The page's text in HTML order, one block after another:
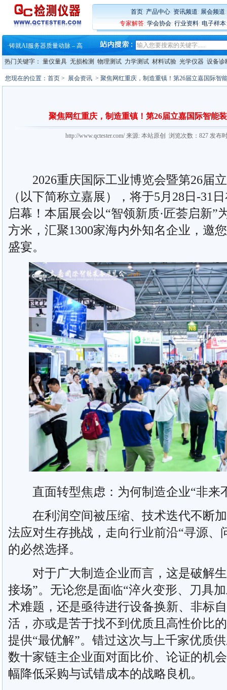
首页: 产品中心: 资讯频道: 展会频道
专家解答: 学会协会: 行业资料: 电子样本
蔡司软件 | 高效变形分析能
铸就AI服务器质量动脉 – 高
·铸就AI服务器质量动脉 – 高
·ZEISS BOSELLO ADR 让内部缺
·蔡司和亿纬锂能达成战略合作
·大牌云集 买家升级 ——26
·铸就AI服务器质量动脉 – 高
大牌云集 买家升级 ——26
热门关键字： 量仪量具 无损检测 物理测试 力学测试 材料试验 光学仪器 设备诊
您现在的位置： 首页 > 展会资讯 > 聚焦网红重庆，制造重镇！第26届立嘉国际智
聚焦网红重庆，制造重镇！第26届立嘉国际智能
http://www.qctester.com/ 来源: 本站原创 浏览次数：827 发布
2026重庆国际工业博览会暨第26届
（以下简称立嘉展），将于5月28日-31
启幕！本届展会以“智领新质·匠荟启新”
方米，汇聚1300家海内外知名企业，邀
盛宴。
直面转型焦虑：为何制造企业“非来
在利润空间被压缩、技术迭代不断加
法应对生存挑战，走向行业前沿“寻源、
的必然选择。
对于广大制造企业而言，这是破解生
接场”。无论您是面临“淬火变形、刀具
术难题，还是亟待进行设备换新、非标
活，亦或是苦于找不到优质且高性价比
提供“最优解”。错过这次与上千家优质
数十家链主企业面对面比价、论证的机
幅降低采购与试错成本的战略良机。